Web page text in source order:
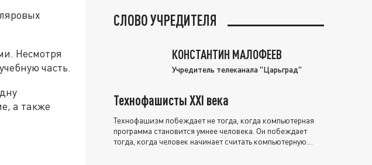
Несмотря
часть.
а также
СЛОВО УЧРЕДИТЕЛЯ
КОНСТАНТИН МАЛОФЕЕВ
Учредитель телеканала "Царьград"
Технофашисты XXI века
Технофашизм побеждает не тогда, когда компьютерная
программа становится умнее человека. Он побеждает
тогда, когда человек начинает считать компьютерную